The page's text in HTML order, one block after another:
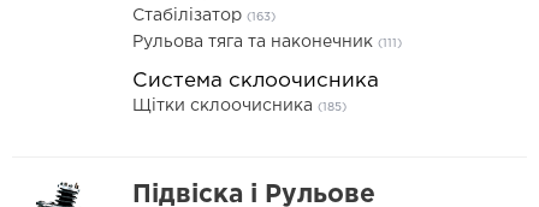
Стабілізатор (163)
Рульова тяга та наконечник (111)
Система склоочисника
Щітки склоочисника (185)
Підвіска і Рульове